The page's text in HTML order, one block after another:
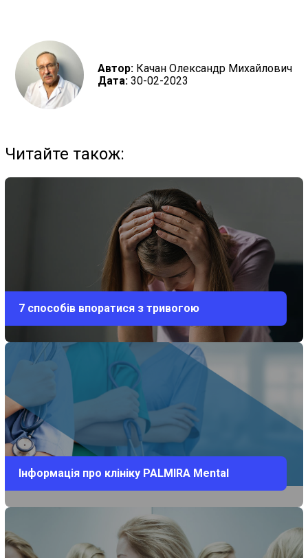
Автор: Качан Олександр Михайлович
Дата:30-02-2023
Читайте також:
7 способів впоратися з тривогою
Інформація про клініку PALMIRA Mental